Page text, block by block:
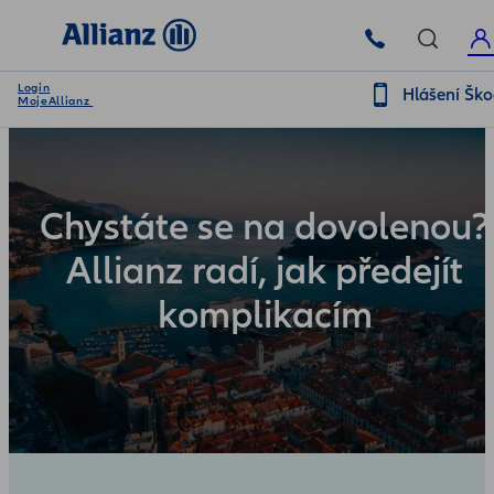
Login
MojeAllianz
Hlášení
Chystáte se na dovolenou?
Allianz radí, jak předejít
komplikacím